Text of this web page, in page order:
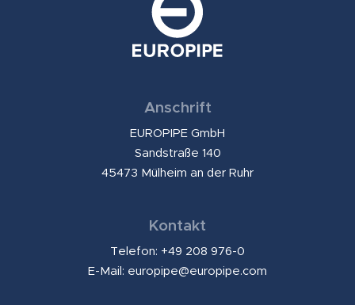
Anschrift
EUROPIPE GmbH
Sandstraße 140
45473 Mülheim an der Ruhr
Kontakt
Telefon: +49 208 976-0
E-Mail: europipe@europipe.com